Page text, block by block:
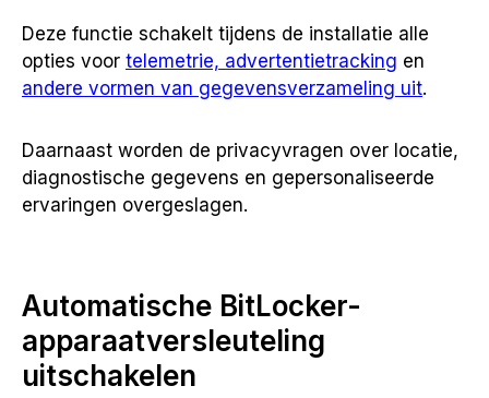
Deze functie schakelt tijdens de installatie alle
opties voor telemetrie, advertentietracking en
andere vormen van gegevensverzameling uit.
Daarnaast worden de privacyvragen over locatie,
diagnostische gegevens en gepersonaliseerde
ervaringen overgeslagen.
Automatische BitLocker-
apparaatversleuteling
uitschakelen